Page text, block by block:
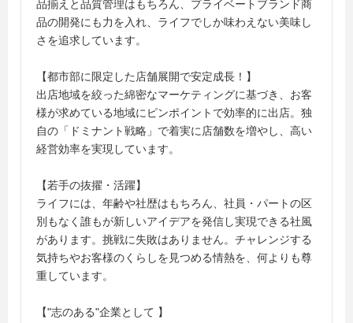
品揃えと品質管理はもちろん、プライベートブランド商
品の開発にも力を入れ、ライフでしか味わえない美味し
さを追求しています。
【都市部に限定した店舗展開で安定成長！】
出店地域を絞った綿密なマーケティングに基づき、お客
様が求めている地域にピンポイントで効率的に出店。独
自の「ドミナント戦略」で着実に店舗数を増やし、高い
経営効率を実現しています。
【若手の抜擢・活躍】
ライフには、年齢や社歴はもちろん、社員・パートの区
別もなく誰もが新しいアイデアを発信し実現できる社風
があります。挑戦に失敗はありません。チャレンジする
気持ちやお客様のくらしを見つめる情熱を、何よりも尊
重しています。
【"志のある"企業として 】